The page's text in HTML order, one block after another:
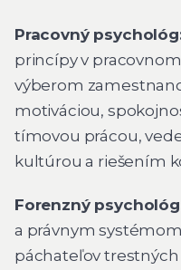
Pracovný
princípy v
výberom
motiváciou,
tímovou prácou,
kultúrou a riešením
Forenzný
a právnym
páchateľov trestných